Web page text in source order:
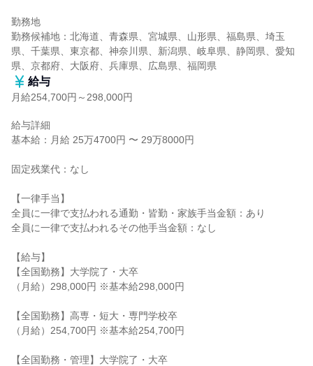
勤務地
勤務候補地：北海道、青森県、宮城県、山形県、福島県、埼玉
県、千葉県、東京都、神奈川県、新潟県、岐阜県、静岡県、愛知
県、京都府、大阪府、兵庫県、広島県、福岡県
給与
月給254,700円～298,000円
給与詳細
基本給：月給 25万4700円 〜 29万8000円
固定残業代：なし
【一律手当】
全員に一律で支払われる通勤・皆勤・家族手当金額：あり
全員に一律で支払われるその他手当金額：なし
【給与】
【全国勤務】大学院了・大卒
（月給）298,000円 ※基本給298,000円
【全国勤務】高専・短大・専門学校卒
（月給）254,700円 ※基本給254,700円
【全国勤務・管理】大学院了・大卒